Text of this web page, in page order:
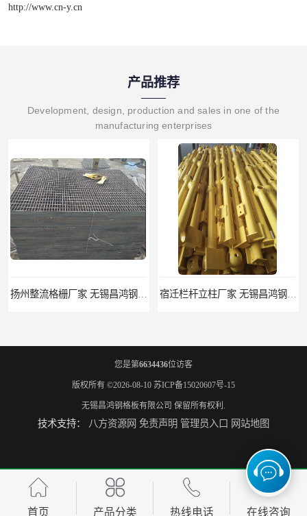
http://www.cn-y.cn
产品推荐
Development, design, production and sales in one of the
manufacturing enterprises
揭阳整流格栅厂 无锡昌鸿钢格板有限公司 锡林郭勒盟钢格栅踏步板 无锡昌鸿钢格板有限公司
您是第6634436位访客
版权所有 ©2026-08-10 苏ICP备15020607号-15
无锡昌鸿钢格板有限公司 保留所有权利.
技术支持： 八方资源网 免责声明 管理员入口 网站地图
首页 产品分类 热线电话 在线咨询